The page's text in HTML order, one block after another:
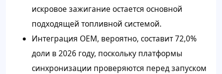
искровое зажигание остается основной
подходящей топливной системой.
Интеграция OEM, вероятно, составит 72,0%
доли в 2026 году, поскольку платформы
синхронизации проверяются перед запуском